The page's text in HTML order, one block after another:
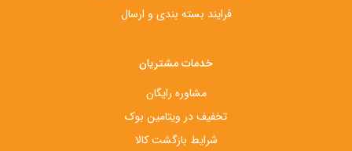
فرایند بسته بندی و ارسال
خدمات مشتریان
مشاوره رایگان
تخفیف در ویتامین بوک
شرایط بازگشت کالا